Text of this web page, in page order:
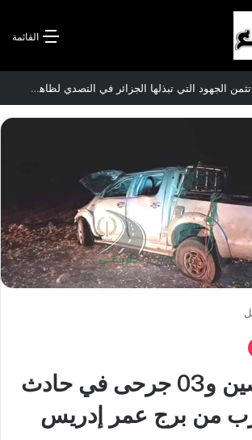
القائمة
الاتفاقية الأممية بشأن تغير المناخ :الجزائر تودع مساهمتها الوطنية المحددة لسنة 2026
وفاة شخصين و03 جرحى في حادث
من برج عمر إدريس